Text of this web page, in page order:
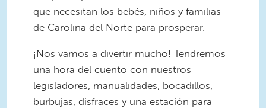
que necesitan los bebés, niños y familias
de Carolina del Norte para prosperar.
¡Nos vamos a divertir mucho! Tendremos
una hora del cuento con nuestros
legisladores, manualidades, bocadillos,
burbujas, disfraces y una estación para